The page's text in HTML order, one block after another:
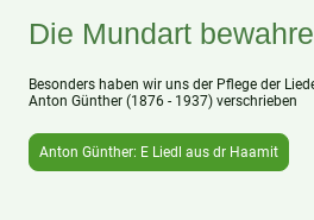
Die Mundart
Besonders haben wir uns der Pflege der
Anton Günther (1876 - 1937) verschrieben
Anton Günther: E Liedl aus dr Haamit